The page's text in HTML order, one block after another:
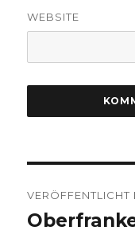
WEBSITE
VERÖFFENTLICHT